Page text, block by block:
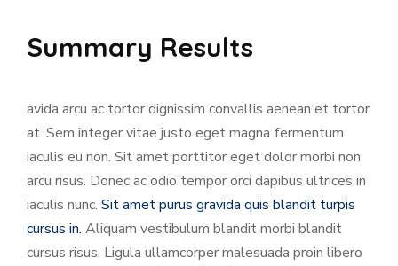
Summary Results
avida arcu ac tortor dignissim convallis aenean et tortor
at. Sem integer vitae justo eget magna fermentum
iaculis eu non. Sit amet porttitor eget dolor morbi non
arcu risus. Donec ac odio tempor orci dapibus ultrices in
iaculis nunc. Sit amet purus gravida quis blandit turpis
cursus in. Aliquam vestibulum blandit morbi blandit
cursus risus. Ligula ullamcorper malesuada proin libero